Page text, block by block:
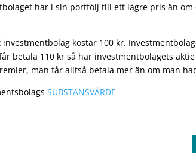
har i sin portfölj till ett lägre pris än om
kostar 100 kr.
betala 110 kr så har investmentbolagets
man får alltså betala mer än om man
SUBSTANSVÄRDE